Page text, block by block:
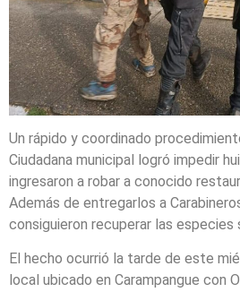
Un rápido y coordinado
Ciudadana municipal logró impedir
ingresaron a robar a conocido
Además de entregarlos a
consiguieron recuperar las especies
El hecho ocurrió la tarde de este
local ubicado en Carampangue con